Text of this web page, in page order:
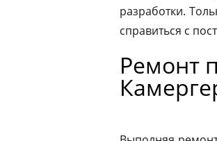
разработки.
справиться с
Ремонт